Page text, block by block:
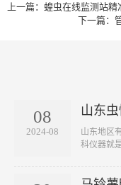
上一篇： 蝗虫在线监测站
下一篇：
08
2024-08
山东
山东地区
科仪器就